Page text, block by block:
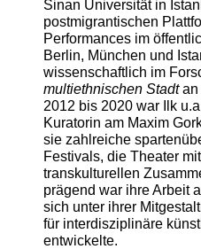
Sinan Universität in
postmigrantischen
Performances im
Berlin, München und
wissenschaftlich im
multiethnischen Stadtan
2012 bis 2020 war Ilk
Kuratorin am Maxim
sie zahlreiche
Festivals, die Theater
transkulturellen
prägend war ihre Arbeit
sich unter ihrer
für interdisziplinäre
entwickelte.